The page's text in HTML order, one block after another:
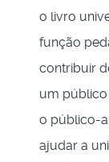
o livro
função
contribuir
um
o público-
ajudar a